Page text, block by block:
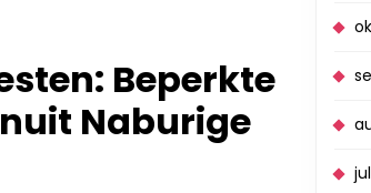
Beperkte
Naburige